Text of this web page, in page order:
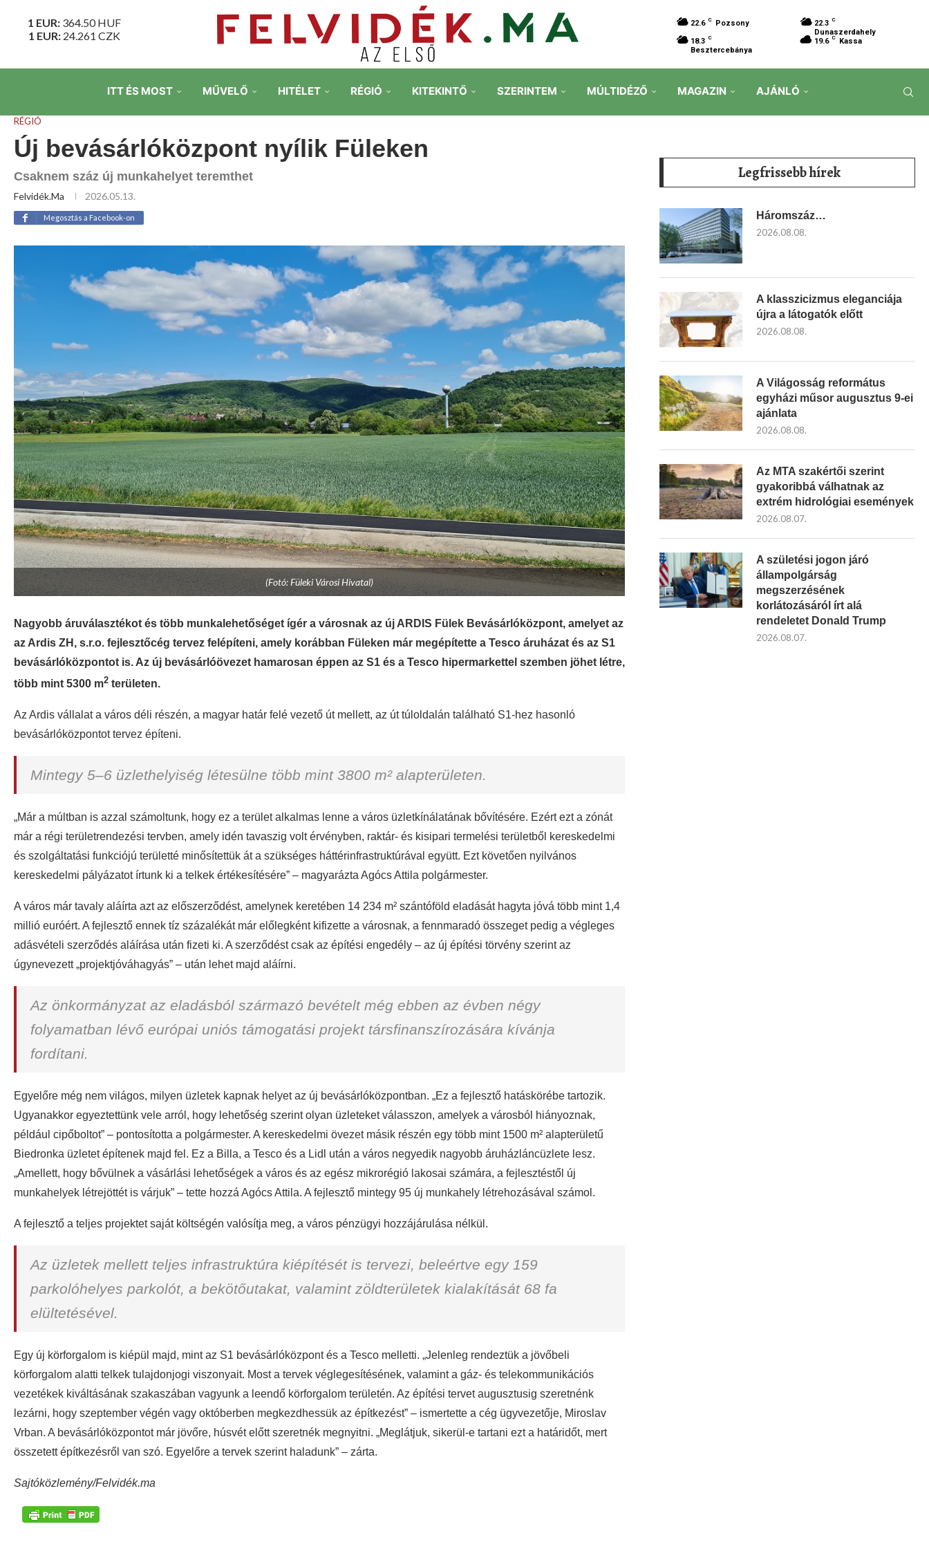
1 EUR: 364.50HUF
1 EUR: 24.261 CZK
22.6 C Pozsony 22.3 C
Dunaszerdahely
18.3 C
Besztercebánya
19.6 C Kassa
ITT ÉS MOST MŰVELŐ HITÉLET RÉGIÓ KITEKINTŐ SZERINTEM MÚLTIDÉZŐ MAGAZIN AJÁNLÓ
RÉGIÓ
Új bevásárlóközpont nyílik Füleken
Csaknem száz új munkahelyet teremthet
Felvidék.ma 2026.05.13.
Megosztás a Facebook-on
(Fotó: Füleki Városi Hivatal)
Nagyobb áruválasztékot és több munkalehetőséget ígér a városnak az új ARDIS Fülek Bevásárlóközpont, amelyet az
az Ardis ZH, s.r.o. fejlesztőcég tervez felépíteni, amely korábban Füleken már megépítette a Tesco áruházat és az S1
bevásárlóközpontot is. Az új bevásárlóövezet hamarosan éppen az S1 és a Tesco hipermarkettel szemben jöhet létre,
több mint 5300 m2 területen.
Az Ardis vállalat a város déli részén, a magyar határ felé vezető út mellett, az út túloldalán található S1-hez hasonló
bevásárlóközpontot tervez építeni.
Mintegy 5–6 üzlethelyiség létesülne több mint 3800 m² alapterületen.
„Már a múltban is azzal számoltunk, hogy ez a terület alkalmas lenne a város üzletkínálatának bővítésére. Ezért ezt a zónát
már a régi területrendezési tervben, amely idén tavaszig volt érvényben, raktár- és kisipari termelési területből kereskedelmi
és szolgáltatási funkciójú területté minősítettük át a szükséges háttérinfrastruktúrával együtt. Ezt követően nyilvános
kereskedelmi pályázatot írtunk ki a telkek értékesítésére” – magyarázta Agócs Attila polgármester.
A város már tavaly aláírta azt az előszerződést, amelynek keretében 14 234 m² szántóföld eladását hagyta jóvá több mint 1,4
millió euróért. A fejlesztő ennek tíz százalékát már előlegként kifizette a városnak, a fennmaradó összeget pedig a végleges
adásvételi szerződés aláírása után fizeti ki. A szerződést csak az építési engedély – az új építési törvény szerint az
úgynevezett „projektjóváhagyás” – után lehet majd aláírni.
Az önkormányzat az eladásból származó bevételt még ebben az évben négy
folyamatban lévő európai uniós támogatási projekt társfinanszírozására kívánja
fordítani.
Egyelőre még nem világos, milyen üzletek kapnak helyet az új bevásárlóközpontban. „Ez a fejlesztő hatáskörébe tartozik.
Ugyanakkor egyeztettünk vele arról, hogy lehetőség szerint olyan üzleteket válasszon, amelyek a városból hiányoznak,
például cipőboltot” – pontosította a polgármester. A kereskedelmi övezet másik részén egy több mint 1500 m² alapterületű
Biedronka üzletet építenek majd fel. Ez a Billa, a Tesco és a Lidl után a város negyedik nagyobb áruházláncüzlete lesz.
„Amellett, hogy bővülnek a vásárlási lehetőségek a város és az egész mikrorégió lakosai számára, a fejlesztéstől új
munkahelyek létrejöttét is várjuk” – tette hozzá Agócs Attila. A fejlesztő mintegy 95 új munkahely létrehozásával számol.
A fejlesztő a teljes projektet saját költségén valósítja meg, a város pénzügyi hozzájárulása nélkül.
Az üzletek mellett teljes infrastruktúra kiépítését is tervezi, beleértve egy 159
parkolóhelyes parkolót, a bekötőutakat, valamint zöldterületek kialakítását 68 fa
elültetésével.
Egy új körforgalom is kiépül majd, mint az S1 bevásárlóközpont és a Tesco melletti. „Jelenleg rendeztük a jövőbeli
körforgalom alatti telkek tulajdonjogi viszonyait. Most a tervek véglegesítésének, valamint a gáz- és telekommunikációs
vezetékek kiváltásának szakaszában vagyunk a leendő körforgalom területén. Az építési tervet augusztusig szeretnénk
lezárni, hogy szeptember végén vagy októberben megkezdhessük az építkezést” – ismertette a cég ügyvezetője, Miroslav
Vrban. A bevásárlóközpontot már jövőre, húsvét előtt szeretnék megnyitni. „Meglátjuk, sikerül-e tartani ezt a határidőt, mert
összetett építkezésről van szó. Egyelőre a tervek szerint haladunk” – zárta.
Sajtóközlemény/Felvidék.ma
Legfrissebb hírek
Háromszáz…
2026.08.08.
A klasszicizmus eleganciája
újra a látogatók előtt
2026.08.08.
A Világosság református
egyházi műsor augusztus 9-ei
ajánlata
2026.08.08.
Az MTA szakértői szerint
gyakoribbá válhatnak az
extrém hidrológiai események
2026.08.07.
A születési jogon járó
állampolgárság
megszerzésének
korlátozásáról írt alá
rendeletet Donald Trump
2026.08.07.